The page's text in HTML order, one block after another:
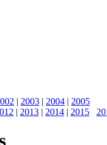
| 2003 | 2004 | 2005
| 2013 | 2014 | 2015